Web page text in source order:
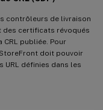
contrôleurs de livraison
des certificats révoqués
publiée. Pour
doit pouvoir
URL définies dans les